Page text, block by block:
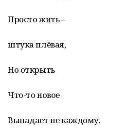
Просто жить –
штука плёвая,
Но открыть
Что-то новое
Выпадает не каждому,